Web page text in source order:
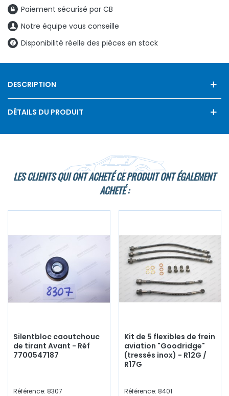
Paiement sécurisé par CB
Notre équipe vous conseille
Disponibilité réelle des pièces en stock
DESCRIPTION
DÉTAILS DU PRODUIT
LES CLIENTS QUI ONT ACHETÉ CE PRODUIT ONT ÉGALEMENT
ACHETÉ :
Silentbloc caoutchouc
de tirant Avant - Réf
7700547187
Référence: 8307
Kit de 5 flexibles de frein
aviation "Goodridge"
(tressés inox) - R12G /
R17G
Référence: 8401